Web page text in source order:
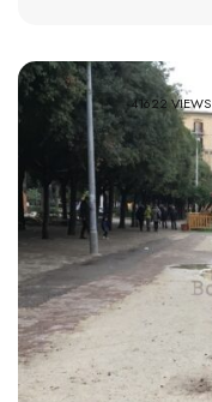
41622 VIEWS